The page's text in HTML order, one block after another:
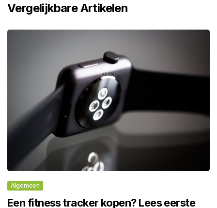
Vergelijkbare Artikelen
Algemeen
Een fitness tracker kopen? Lees eerste